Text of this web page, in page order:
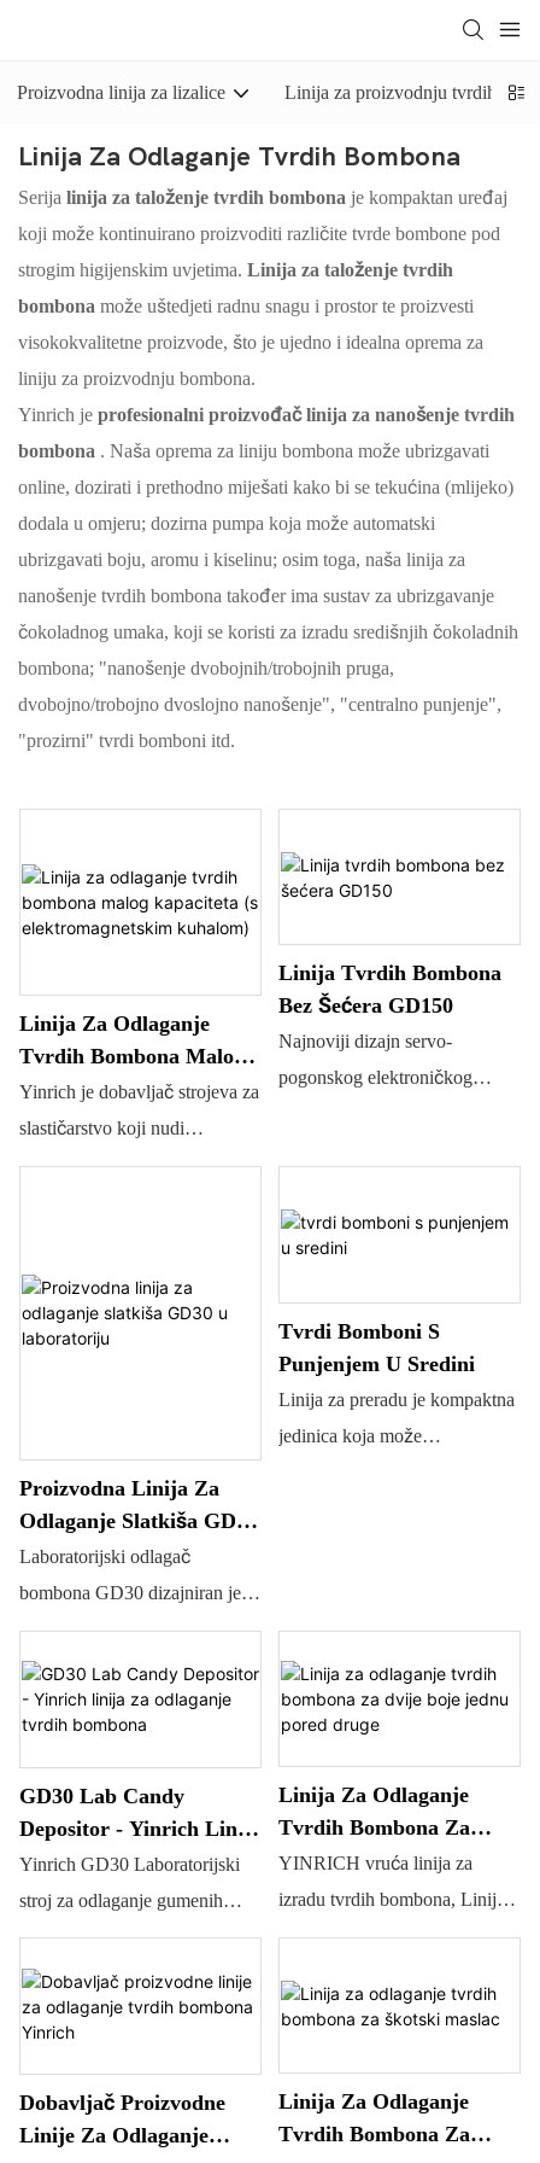
Proizvodna linija za lizalice Linija za proizvodnju tvrdih
Linija Za Odlaganje Tvrdih Bombona
Serija linija za taloženje tvrdih bombona je kompaktan uređaj
koji može kontinuirano proizvoditi različite tvrde bombone pod
strogim higijenskim uvjetima. Linija za taloženje tvrdih
bombona može uštedjeti radnu snagu i prostor te proizvesti
visokokvalitetne proizvode, što je ujedno i idealna oprema za
liniju za proizvodnju bombona.
Yinrich je profesionalni proizvođač linija za nanošenje tvrdih
bombona . Naša oprema za liniju bombona može ubrizgavati
online, dozirati i prethodno miješati kako bi se tekućina (mlijeko)
dodala u omjeru; dozirna pumpa koja može automatski
ubrizgavati boju, aromu i kiselinu; osim toga, naša linija za
nanošenje tvrdih bombona također ima sustav za ubrizgavanje
čokoladnog umaka, koji se koristi za izradu središnjih čokoladnih
bombona; "nanošenje dvobojnih/trobojnih pruga,
dvobojno/trobojno dvoslojno nanošenje", "centralno punjenje",
"prozirni" tvrdi bomboni itd.
Linija Za Odlaganje
Tvrdih Bombona Malog
Kapaciteta (s
Elektromagnetskim
Yinrich je dobavljač strojeva za
slastičarstvo koji nudi
kompletne proizvodne linije za
Linija Tvrdih Bombona
Bez Šećera GD150
Najnoviji dizajn servo-
pogonskog elektroničkog
Proizvodna Linija Za
Odlaganje Slatkiša GD30
U Laboratoriju
Laboratorijski odlagač
bombona GD30 dizajniran je
za proizvodnju tvrdih
bombona, s učinkom od 100
kg/sat do 1000 kg/sat. Pokreće
ga servo motor, a njime se
upravlja putem zaslona
osjetljivog na dodir.
Laboratorijski odlagač
bombona Univerzalni odlagač
bombona
Tvrdi Bomboni S
Punjenjem U Sredini
Linija za preradu je kompaktna
jedinica koja može
uštedu radne snage i zauzetog
prostora. Kapacitet: cca. 300 kg
GD30 Lab Candy
Depositor - Yinrich Linija
Za Odlaganje Tvrdih
Bombona
Yinrich GD30 Laboratorijski
stroj za odlaganje gumenih
bombona/linija za odlaganje
tvrdih bombona za izradu
gumenih medvjedića. To je
laboratorijski stroj za izradu
bombona malog kapaciteta ili je
prikladan za trgovine,
promjenjivi kalupi mogu
Linija Za Odlaganje
Tvrdih Bombona Za
Dvije Boje Jednu Pored
Druge
YINRICH vruća linija za
izradu tvrdih bombona, Linija
za preradu je kompaktna
kontinuirano proizvoditi
Video prikazuje tvrde bombone
u dvije boje, jedan pored
Dobavljač Proizvodne
Linije Za Odlaganje
Linija Za Odlaganje
Tvrdih Bombona Za